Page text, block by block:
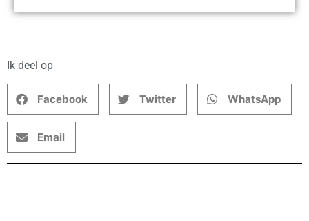
Ik deel op
Facebook Twitter WhatsApp
Email